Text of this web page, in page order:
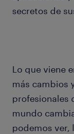
secretos de
Lo que viene
más cambios
profesionales
mundo
podemos ver,